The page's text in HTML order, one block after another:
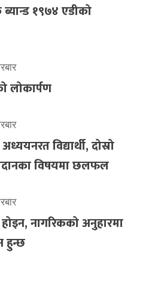
१९७४ एडीको
लोकार्पण
विद्यार्थी, दोस्रो
विषयमा छलफल
नागरिकको अनुहारमा
हुन्छ